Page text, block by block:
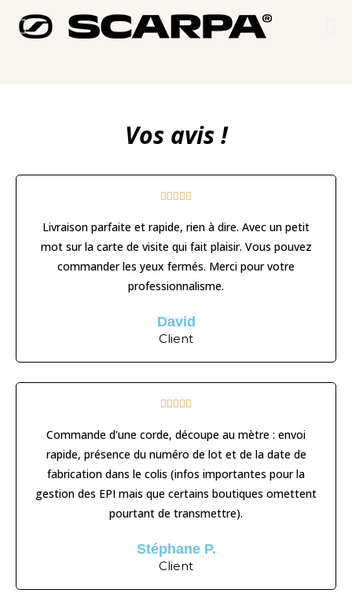
Vos avis !
    
Livraison parfaite et rapide, rien à dire. Avec un petit
mot sur la carte de visite qui fait plaisir. Vous pouvez
commander les yeux fermés. Merci pour votre
professionnalisme.
David
Client
    
Commande d'une corde, découpe au mètre : envoi
rapide, présence du numéro de lot et de la date de
fabrication dans le colis (infos importantes pour la
gestion des EPI mais que certains boutiques omettent
pourtant de transmettre).
Stéphane P.
Client